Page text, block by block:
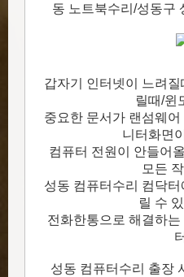
동 노트북수리/성동구
갑자기 인터넷이 느려
릴때/윈
중요한 문서가 랜섬웨
니터화면
컴퓨터 전원이 안들어
모든
성동 컴퓨터수리 컴닥
릴 수
전화한통으로 해결하
성동 컴퓨터수리 출장